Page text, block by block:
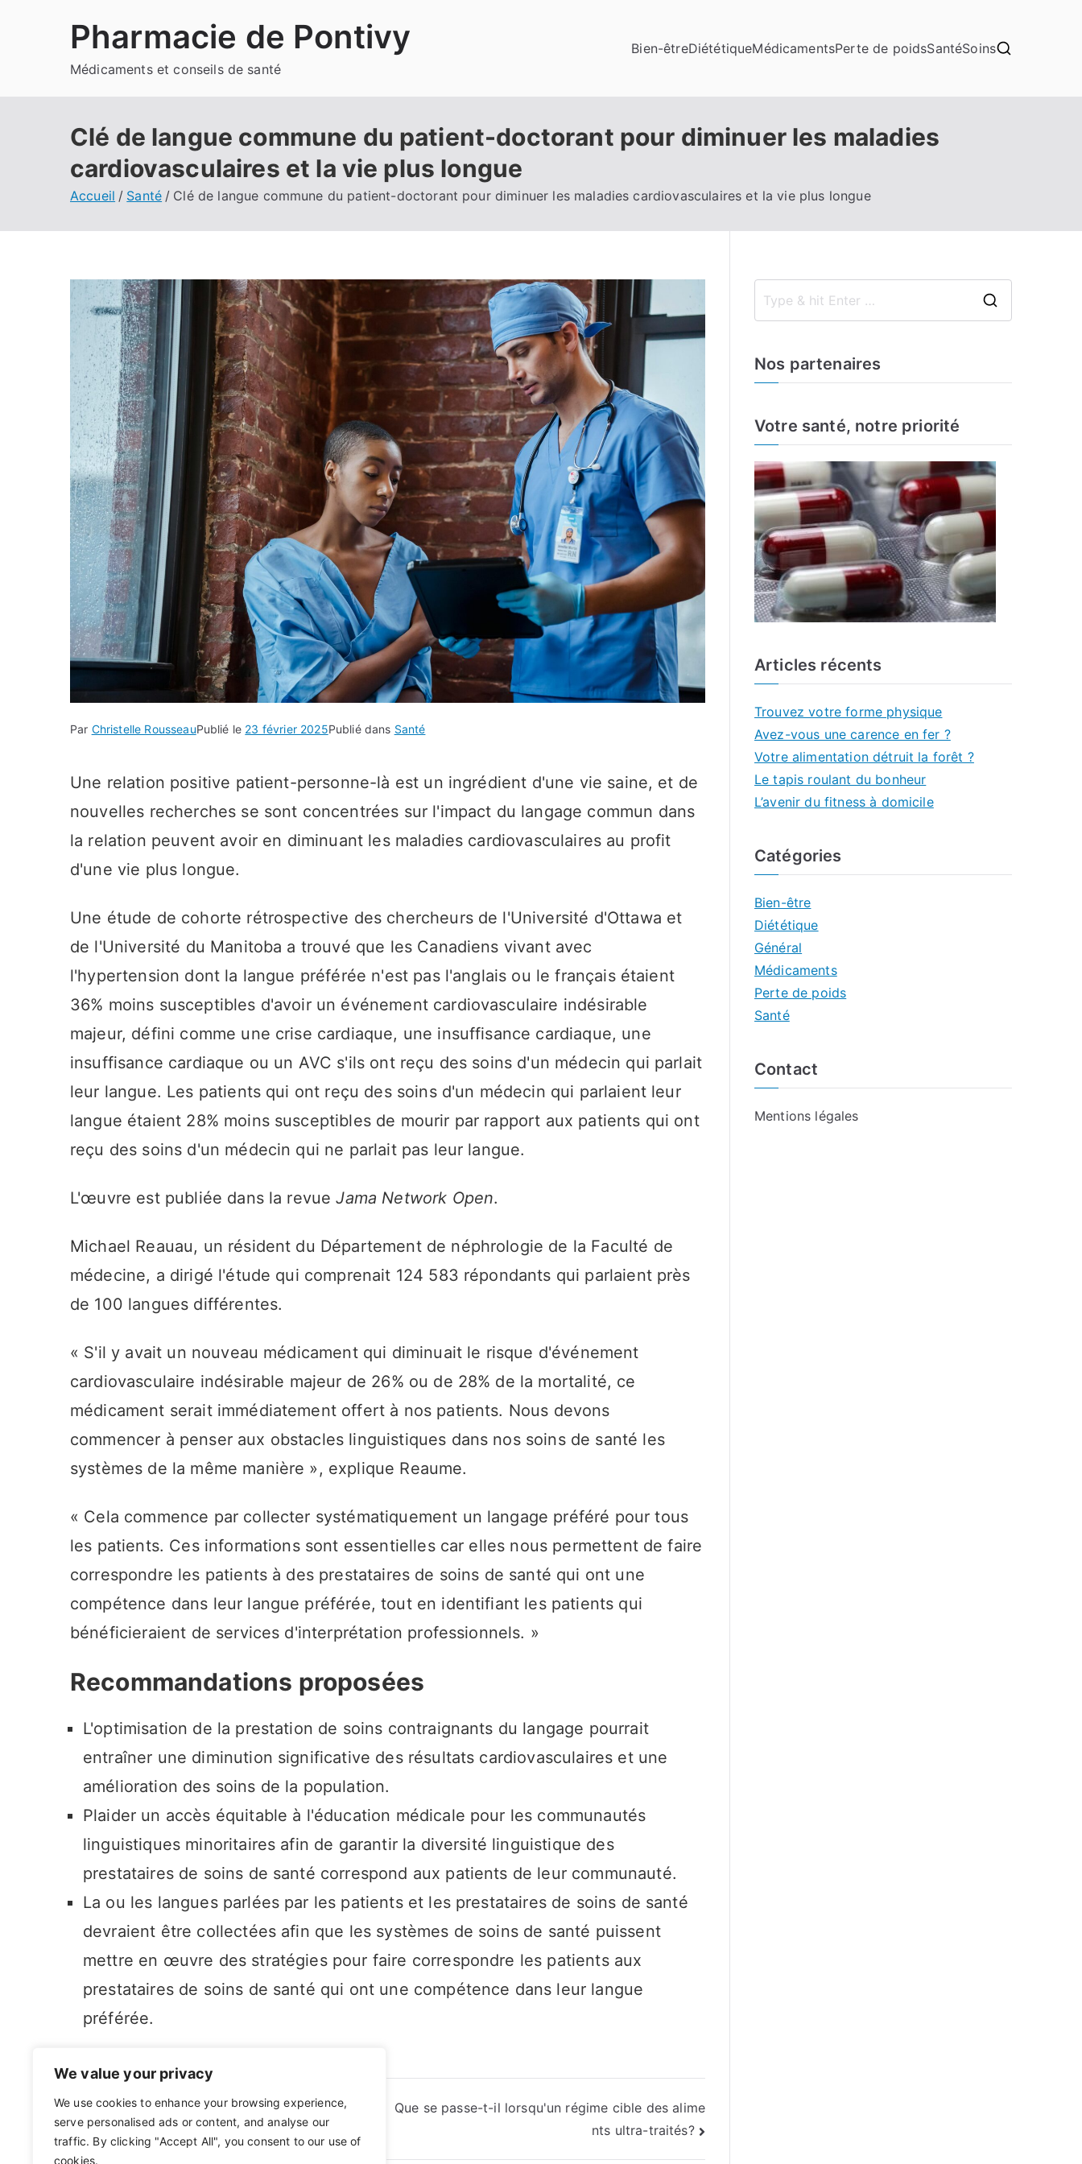
We value your privacy
We use cookies to enhance your browsing experience,
serve personalised ads or content, and analyse our
traffic. By clicking "Accept All", you consent to our use of
cookies.
Pharmacie de Pontivy
Médicaments et conseils de santé
Bien-êtreDiététiqueMédicamentsPerte de poidsSantéSoins
Clé de langue commune du patient-doctorant pour diminuer les maladies
cardiovasculaires et la vie plus longue
Accueil Santé Clé de langue commune du patient-doctorant pour diminuer les maladies cardiovasculaires et la vie plus longue
Par Christelle RousseauPublié le 23 février 2025Publié dans Santé
Une relation positive patient-personne-là est un ingrédient d'une vie saine, et de
nouvelles recherches se sont concentrées sur l'impact du langage commun dans
la relation peuvent avoir en diminuant les maladies cardiovasculaires au profit
d'une vie plus longue.
Une étude de cohorte rétrospective des chercheurs de l'Université d'Ottawa et
de l'Université du Manitoba a trouvé que les Canadiens vivant avec
l'hypertension dont la langue préférée n'est pas l'anglais ou le français étaient
36% moins susceptibles d'avoir un événement cardiovasculaire indésirable
majeur, défini comme une crise cardiaque, une insuffisance cardiaque, une
insuffisance cardiaque ou un AVC s'ils ont reçu des soins d'un médecin qui parlait
leur langue. Les patients qui ont reçu des soins d'un médecin qui parlaient leur
langue étaient 28% moins susceptibles de mourir par rapport aux patients qui ont
reçu des soins d'un médecin qui ne parlait pas leur langue.
L'œuvre est publiée dans la revueJama Network Open.
Michael Reauau, un résident du Département de néphrologie de la Faculté de
médecine, a dirigé l'étude qui comprenait 124 583 répondants qui parlaient près
de 100 langues différentes.
« S'il y avait un nouveau médicament qui diminuait le risque d'événement
cardiovasculaire indésirable majeur de 26% ou de 28% de la mortalité, ce
médicament serait immédiatement offert à nos patients. Nous devons
commencer à penser aux obstacles linguistiques dans nos soins de santé les
systèmes de la même manière », explique Reaume.
« Cela commence par collecter systématiquement un langage préféré pour tous
les patients. Ces informations sont essentielles car elles nous permettent de faire
correspondre les patients à des prestataires de soins de santé qui ont une
compétence dans leur langue préférée, tout en identifiant les patients qui
bénéficieraient de services d'interprétation professionnels. »
Recommandations proposées
L'optimisation de la prestation de soins contraignants du langage pourrait
entraîner une diminution significative des résultats cardiovasculaires et une
amélioration des soins de la population.
Plaider un accès équitable à l'éducation médicale pour les communautés
linguistiques minoritaires afin de garantir la diversité linguistique des
prestataires de soins de santé correspond aux patients de leur communauté.
La ou les langues parlées par les patients et les prestataires de soins de santé
devraient être collectées afin que les systèmes de soins de santé puissent
mettre en œuvre des stratégies pour faire correspondre les patients aux
prestataires de soins de santé qui ont une compétence dans leur langue
préférée.
Navigation
de
Un régime riche en graisses saturé riche en plant
es associée à une gravité réduite du psoriasis
Que se passe-t-il lorsqu'un régime cible des alime
nts ultra-traités?
f
Nos partenaires
Votre santé, notre priorité
Articles récents
Trouvez votre forme physique
Avez-vous une carence en fer ?
Votre alimentation détruit la forêt ?
Le tapis roulant du bonheur
L’avenir du fitness à domicile
Catégories
Bien-être
Diététique
Général
Médicaments
Perte de poids
Santé
Contact
Mentions légales